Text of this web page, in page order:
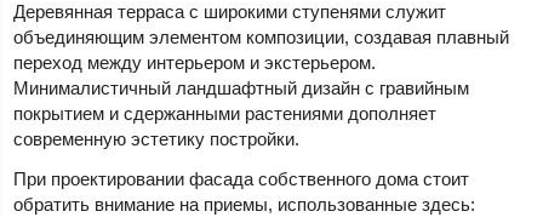
Деревянная терраса с широкими ступенями служит
объединяющим элементом композиции, создавая плавный
переход между интерьером и экстерьером.
Минималистичный ландшафтный дизайн с гравийным
покрытием и сдержанными растениями дополняет
современную эстетику постройки.
При проектировании фасада собственного дома стоит
обратить внимание на приемы, использованные здесь: